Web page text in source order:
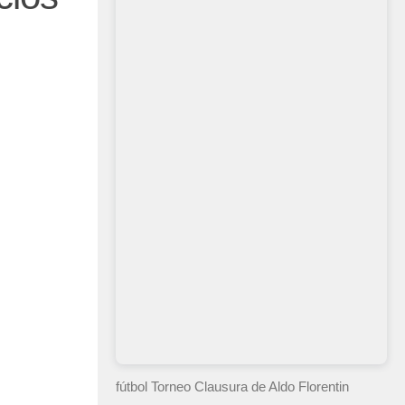
fútbol Torneo Clausurade Aldo Florentin